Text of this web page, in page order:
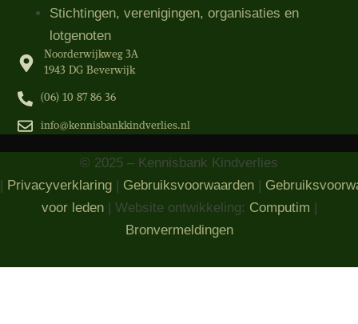
Stichtingen, verenigingen, organisaties​ en
lotgenoten
Noorderwijkweg 3A
1943 DG Beverwijk
(06) 10 87 86 36‬
info@kennisbankkindverlies.nl
© 2025 – Kennisbank Kindverlies
Privacyverklaring Gebruiksvoorwaarden
voor leden| Website ontwikkeling: Computim
Bronvermeldingen